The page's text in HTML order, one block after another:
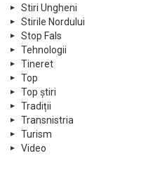
Stiri Ungheni
Stirile Nordului
Stop Fals
Tehnologii
Tineret
Top
Top știri
Tradiții
Transnistria
Turism
Video